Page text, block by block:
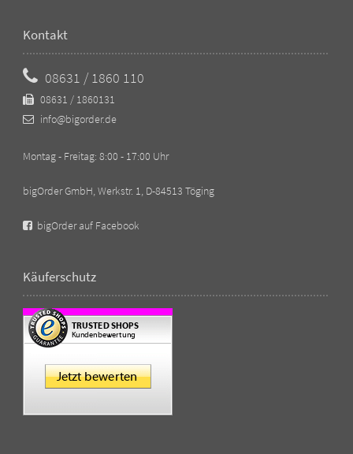
Kontakt
08631 / 1860 110
08631 / 1860131
info@bigorder.de
Montag - Freitag: 8:00 - 17:00 Uhr
bigOrder GmbH, Werkstr. 1, D-84513 Töging
bigOrder auf Facebook
Käuferschutz